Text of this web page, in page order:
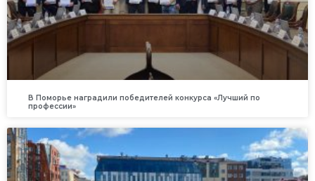
В Поморье наградили победителей конкурса «Лучший по
профессии»